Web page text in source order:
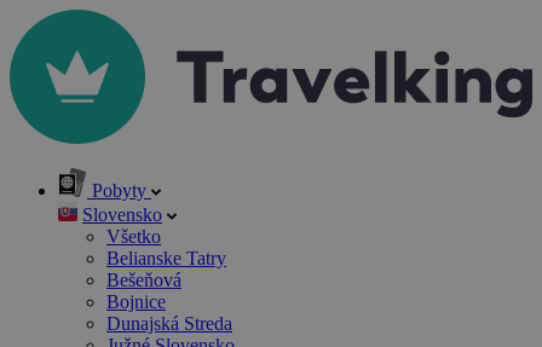
Pobyty
Slovensko
Všetko
Belianske Tatry
Bešeňová
Bojnice
Dunajská Streda